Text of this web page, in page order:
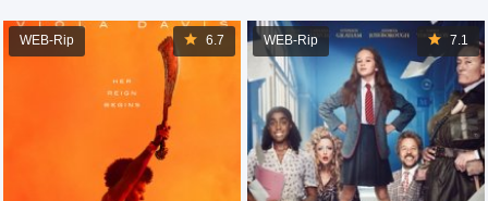
7.1
WEB-Rip
6.7
WEB-Rip